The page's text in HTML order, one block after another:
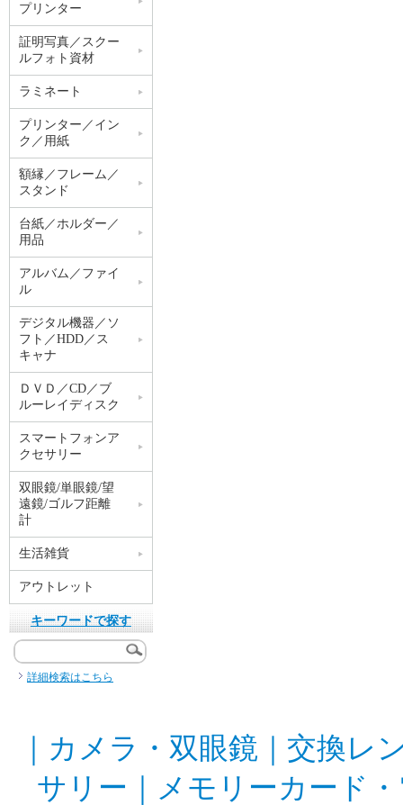
プリンター
証明写真／スクー
ルフォト資材
ラミネート
プリンター／イン
ク／用紙
額縁／フレーム／
スタンド
台紙／ホルダー／
用品
アルバム／ファイ
ル
デジタル機器／ソ
フト／HDD／ス
キャナ
ＤＶＤ／CD／ブ
ルーレイディスク
スマートフォンア
クセサリー
双眼鏡/単眼鏡/望
遠鏡/ゴルフ距離
計
生活雑貨
アウトレット
キーワードで探す
詳細検索はこちら
カメラ・双眼鏡
交換レ
サリー
メモリーカード